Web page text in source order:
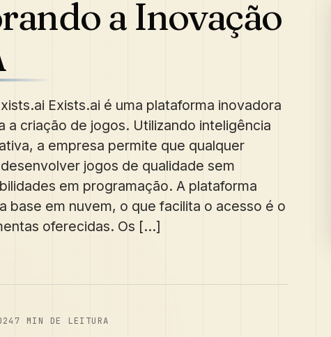
a Inovação
Exists.ai é uma plataforma inovadora
a criação de jogos. Utilizando inteligência
a empresa permite que qualquer
jogos de qualidade sem
em programação. A plataforma
base em nuvem, o que facilita o acesso é o
oferecidas. Os [...]
7 MIN DE LEITURA